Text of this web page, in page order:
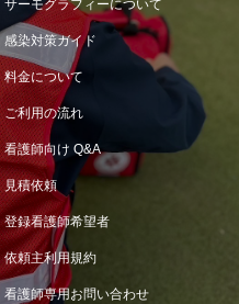
サーモグラフィーについて
感染対策ガイド
料金について
ご利用の流れ
看護師向け Q&A
見積依頼
登録看護師希望者
依頼主利用規約
看護師専用お問い合わせ